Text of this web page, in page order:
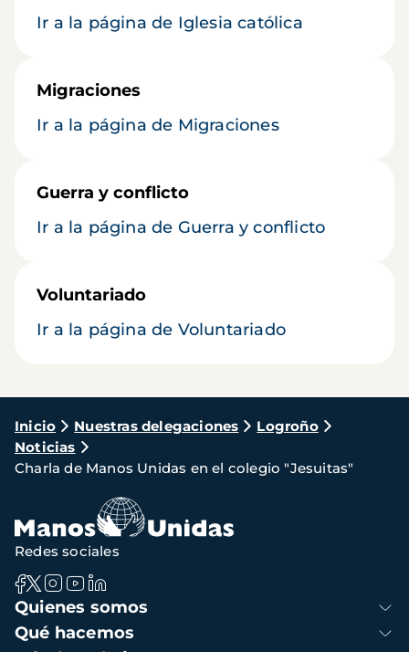
Ir a la página de Iglesia católica
Migraciones
Ir a la página de Migraciones
Guerra y conflicto
Ir a la página de Guerra y conflicto
Voluntariado
Ir a la página de Voluntariado
Ruta
de
navegación
Inicio Nuestras delegaciones
Logroño
Noticias
Charla de Manos Unidas en el colegio "Jesuitas"
Navegación
principal
Quienes somos
Qué hacemos
Redes sociales